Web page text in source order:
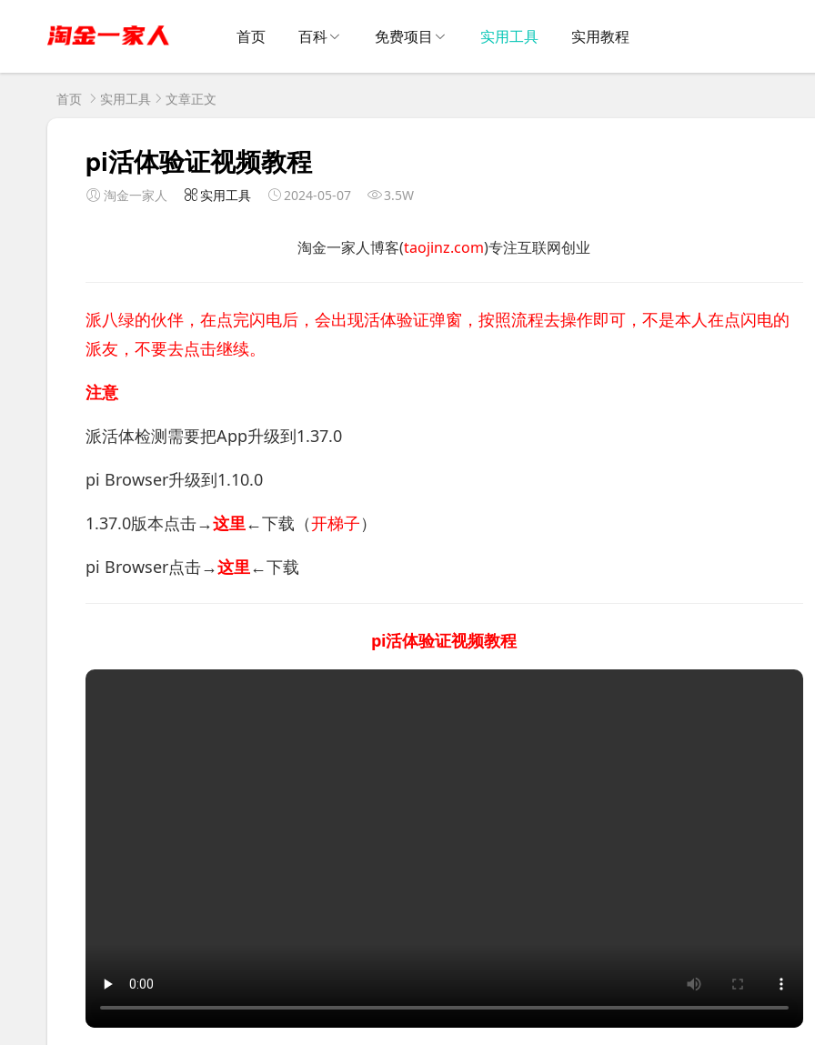
首页 百科 免费项目 实用工具 实用教程
首页 实用工具 文章正文
pi活体验证视频教程
淘金一家人 实用工具 2024-05-07 3.5W
淘金一家人博客(taojinz.com)专注互联网创业
派八绿的伙伴，在点完闪电后，会出现活体验证弹窗，按照流程去操作即可，不是本人在点闪电的
派友，不要去点击继续。
注意
派活体检测需要把App升级到1.37.0
pi Browser升级到1.10.0
1.37.0版本点击→这里←下载（开梯子）
pi Browser点击→这里←下载
pi活体验证视频教程